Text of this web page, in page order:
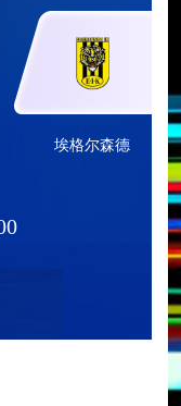
埃格尔森德